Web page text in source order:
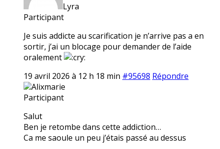
Lyra
Participant
Je suis addicte au scarification je n’arrive pas a en
sortir, j’ai un blocage pour demander de l’aide
oralement
19 avril 2026 à 12 h 18 min #95698 Répondre
Alixmarie
Participant
Salut
Ben je retombe dans cette addiction…
Ca me saoule un peu j’étais passé au dessus